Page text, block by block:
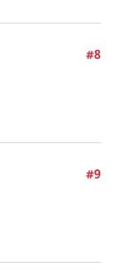
#8
#9